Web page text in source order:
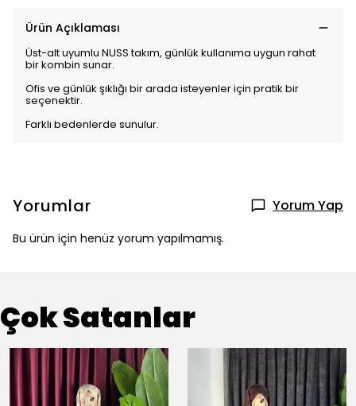
Ürün Açıklaması
Üst-alt uyumlu NUSS takım, günlük kullanıma uygun rahat
bir kombin sunar.
Ofis ve günlük şıklığı bir arada isteyenler için pratik bir
seçenektir.
Farklı bedenlerde sunulur.
Yorumlar Yorum Yap
Bu ürün için henüz yorum yapılmamış.
Çok Satanlar